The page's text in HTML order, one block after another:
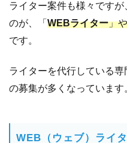
す
る
11
配
在
ライター案件も様々です
のが、「 WEBライター」
です。
ライターを代行している
の募集が多くなっています
WEB（ウェブ）ライ